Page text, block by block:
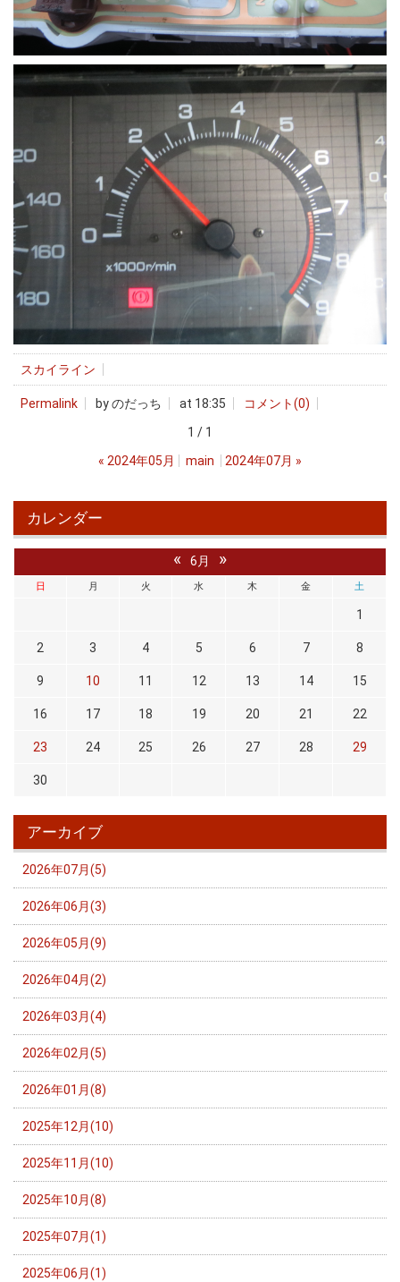
スカイライン
Permalink by のだっち at 18:35
コメント(0)
1 / 1
« 2024年05月 main 2024年07月 »
カレンダー
« 6月 »
日 月 火 水 木 金 土
1
2 3 4 5 6 7 8
9 10 11 12 13 14 15
16 17 18 19 20 21 22
23 24 25 26 27 28 29
30
アーカイブ
2026年07月(5)
2026年06月(3)
2026年05月(9)
2026年04月(2)
2026年03月(4)
2026年02月(5)
2026年01月(8)
2025年12月(10)
2025年11月(10)
2025年10月(8)
2025年07月(1)
2025年06月(1)